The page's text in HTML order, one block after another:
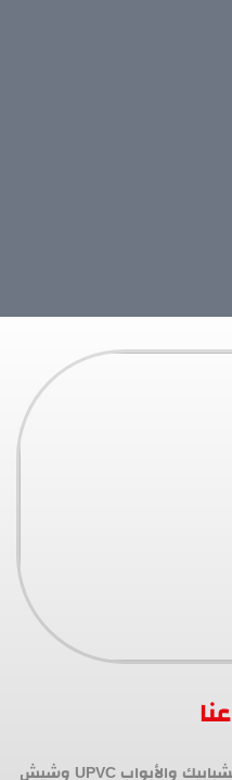
هي شركة رائدة في مجال صناعة الشبابيك والأبواب UPVC وشيش